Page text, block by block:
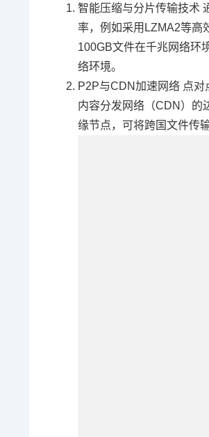
智能压缩与分片传输技术
率，例如采用LZMA2等高
100GB文件在千兆网络环
络环境。
P2P与CDN加速网络 点
内容分发网络（CDN）的
缘节点，可将跨国文件传